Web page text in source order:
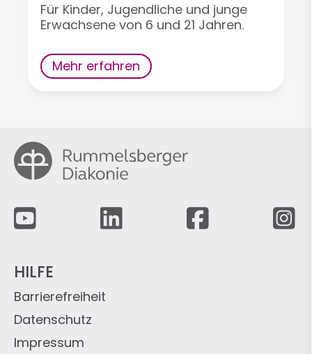
Für Kinder, Jugendliche und junge
Erwachsene von 6 und 21 Jahren.
Mehr erfahren
Fußzeile
HILFE
Impressum
Datenschutz
Barrierefreiheit